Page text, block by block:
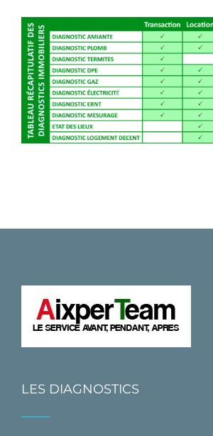
LES DIAGNOSTICS